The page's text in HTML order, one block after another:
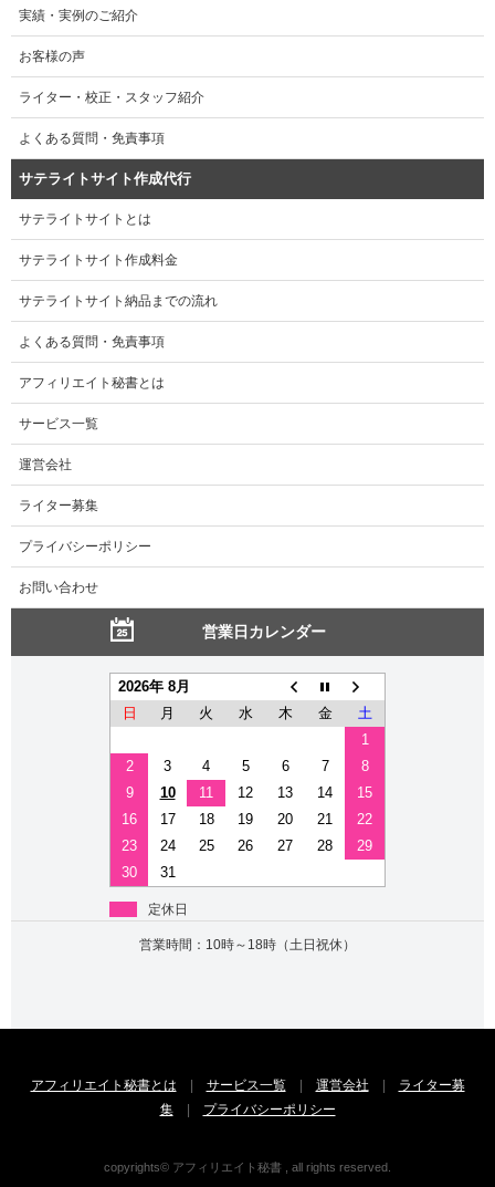
実績・実例のご紹介
お客様の声
ライター・校正・スタッフ紹介
よくある質問・免責事項
サテライトサイト作成代行
サテライトサイトとは
サテライトサイト作成料金
サテライトサイト納品までの流れ
よくある質問・免責事項
アフィリエイト秘書とは
サービス一覧
運営会社
ライター募集
プライバシーポリシー
お問い合わせ
営業日カレンダー
2026年 8月
日
月 火 水 木 金
土
1
2
3 4 5 6 7
8
9
10 11 12 13 14
15
16
17 18 19 20 21
22
23
24 25 26 27 28
29
30
31
定休日
営業時間：10時～18時（土日祝休）
アフィリエイト秘書とは | サービス一覧| 運営会社 |
ライター募
集| プライバシーポリシー
copyrights© アフィリエイト秘書 , all rights reserved.